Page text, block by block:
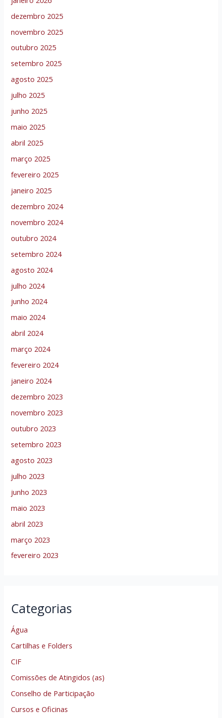
dezembro 2025
novembro 2025
outubro 2025
setembro 2025
agosto 2025
julho 2025
junho 2025
maio 2025
abril 2025
março 2025
fevereiro 2025
janeiro 2025
dezembro 2024
novembro 2024
outubro 2024
setembro 2024
agosto 2024
julho 2024
junho 2024
maio 2024
abril 2024
março 2024
fevereiro 2024
janeiro 2024
dezembro 2023
novembro 2023
outubro 2023
setembro 2023
agosto 2023
julho 2023
junho 2023
maio 2023
abril 2023
março 2023
fevereiro 2023
Categorias
Água
Cartilhas e Folders
CIF
Comissões de Atingidos (as)
Conselho de Participação
Cursos e Oficinas